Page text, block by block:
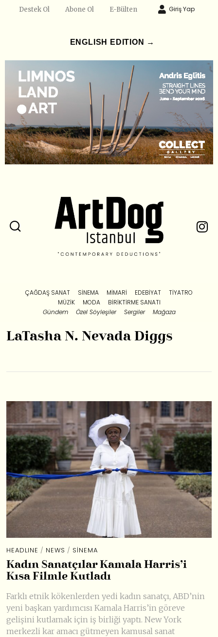
Destek Ol Abone Ol E-Bülten Giriş Yap
ENGLISH EDITION →
ÇAĞDAŞ SANAT SINEMA MIMARI EDEBIYAT
TIYATRO
MÜZIK
MODA
BIRIKTIRME SANATI
Gündem
Özel Söyleşiler Sergiler Mağaza
LaTasha N. Nevada Diggs
HEADLINE / NEWS / SINEMA
Kadın Sanatçılar Kamala Harris’i
Kısa Filmle Kutladı
Farklı etnik kökenlerden yedi kadın sanatçı, ABD’nin
yeni başkan yardımcısı Kamala Harris’in göreve
gelişini kutlamak için iş birliği yaptı. New York
merkezli kar amacı gütmeyen kamusal sanat